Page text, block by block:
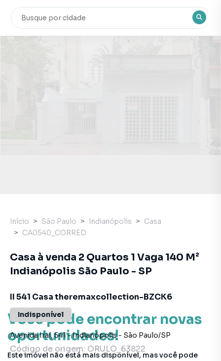
Você pode encontrar novas
oportunidades!
Este imóvel não está mais disponível, mas você pode
Início São Paulo Indianópolis
Casa
CA0540_CORRED
Casa à venda 2 Quartos 1 Vaga 140 M²
Indianópolis São Paulo - SP
II 541 Casa theremaxcollection-BZCK6
Indisponível
Avenida Iraí, 541- Indianópolis- São Paulo/SP
Código de origem: ORULO_63822